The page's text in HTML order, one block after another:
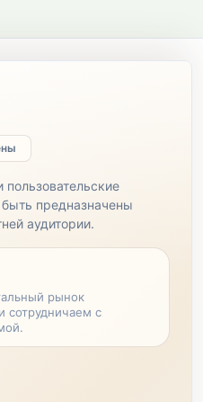
предназначены
аудитории.
рынок
сотрудничаем с